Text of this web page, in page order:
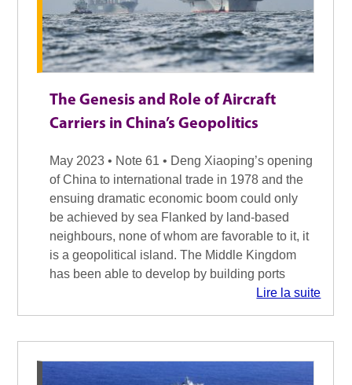
The Genesis and Role of Aircraft
Carriers in China’s Geopolitics
May 2023 • Note 61 • Deng Xiaoping’s opening
of China to international trade in 1978 and the
ensuing dramatic economic boom could only
be achieved by sea Flanked by land-based
neighbours, none of whom are favorable to it, it
is a geopolitical island. The Middle Kingdom
has been able to develop by building ports
Lire la suite